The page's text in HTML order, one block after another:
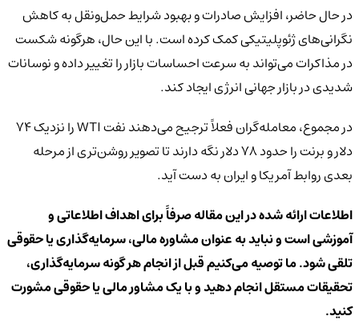
در حال حاضر، افزایش صادرات و بهبود شرایط حمل‌ونقل به کاهش
نگرانی‌های ژئوپلیتیکی کمک کرده است. با این حال، هرگونه شکست
در مذاکرات می‌تواند به سرعت احساسات بازار را تغییر داده و نوسانات
شدیدی در بازار جهانی انرژی ایجاد کند.
در مجموع، معامله‌گران فعلاً ترجیح می‌دهند نفت WTI را نزدیک ۷۴
دلار و برنت را حدود ۷۸ دلار نگه دارند تا تصویر روشن‌تری از مرحله
بعدی روابط آمریکا و ایران به دست آید.
اطلاعات ارائه شده در این مقاله صرفاً برای اهداف اطلاعاتی و
آموزشی است و نباید به عنوان مشاوره مالی، سرمایه‌گذاری یا حقوقی
تلقی شود. ما توصیه می‌کنیم قبل از انجام هر گونه سرمایه‌گذاری،
تحقیقات مستقل انجام دهید و با یک مشاور مالی یا حقوقی مشورت
کنید.